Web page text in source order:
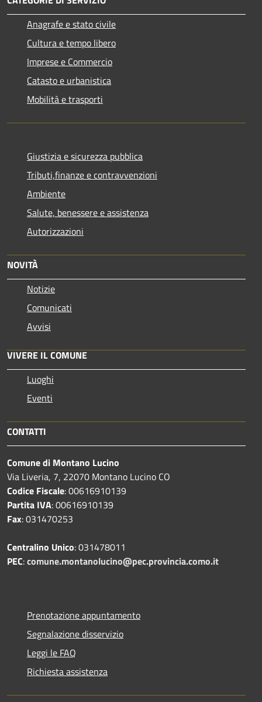
Anagrafe e stato civile
Cultura e tempo libero
Imprese e Commercio
Catasto e urbanistica
Mobilità e trasporti
Giustizia e sicurezza pubblica
Tributi,finanze e contravvenzioni
Ambiente
Salute, benessere e assistenza
Autorizzazioni
NOVITÀ
Notizie
Comunicati
Avvisi
VIVERE IL COMUNE
Luoghi
Eventi
CONTATTI
Comune di Montano Lucino
Via Liveria, 7, 22070 Montano Lucino CO
Codice Fiscale: 00616910139
Partita IVA: 00616910139
Fax: 031470253
Centralino Unico: 031478011
PEC:comune.montanolucino@pec.provincia.como.it
Prenotazione appuntamento
Segnalazione disservizio
Leggi le FAQ
Richiesta assistenza